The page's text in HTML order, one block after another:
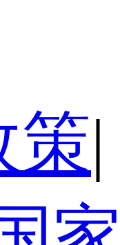
策|